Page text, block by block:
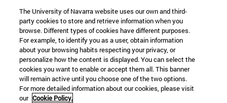
The University of Navarra website uses our own and third-
party cookies to store and retrieve information when you
browse. Different types of cookies have different purposes.
For example, to identify you as a user, obtain information
about your browsing habits respecting your privacy, or
personalize how the content is displayed. You can select the
cookies you want to enable or accept them all. This banner
will remain active until you choose one of the two options.
For more detailed information about our cookies, please visit
our Cookie Policy.